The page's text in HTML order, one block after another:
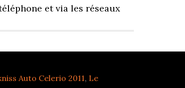
et via les réseaux
Auto Celerio 2011, Le